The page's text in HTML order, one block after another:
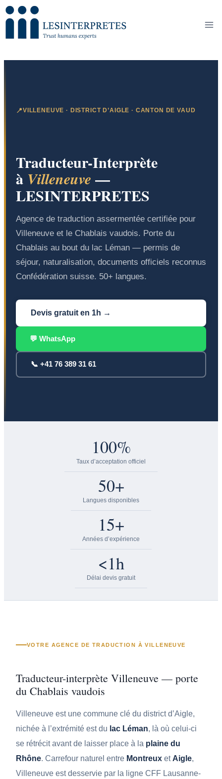
Skip
VILLENEUVE · DISTRICT D’AIGLE · CANTON DE VAUD
Traducteur-Interprète
à Villeneuve —
LESINTERPRETES
Agence de traduction assermentée certifiée pour
Villeneuve et le Chablais vaudois. Porte du
Chablais au bout du lac Léman — permis de
séjour, naturalisation, documents officiels reconnus
Confédération suisse. 50+ langues.
Devis gratuit en 1h →
💬 WhatsApp
📞 +41 76 389 31 61
100%
Taux d’acceptation officiel
50+
Langues disponibles
15+
Années d’expérience
<1h
Délai devis gratuit
VOTRE AGENCE DE TRADUCTION À VILLENEUVE
Traducteur-interprète Villeneuve — porte
du Chablais vaudois
Villeneuve est une commune clé du district d’Aigle,
nichée à l’extrémité est du lac Léman, là où celui-ci
se rétrécit avant de laisser place à la plaine du
Rhône. Carrefour naturel entre Montreux et Aigle,
Villeneuve est desservie par la ligne CFF Lausanne-